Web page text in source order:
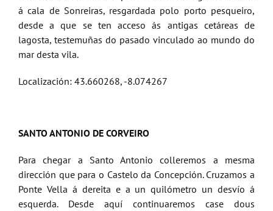
á cala de Sonreiras, resgardada polo porto pesqueiro,
desde a que se ten acceso ás antigas cetáreas de
lagosta, testemuñas do pasado vinculado ao mundo do
mar desta vila.
Localización: 43.660268, -8.074267
SANTO ANTONIO DE CORVEIRO
Para chegar a Santo Antonio colleremos a mesma
dirección que para o Castelo da Concepción. Cruzamos a
Ponte Vella á dereita e a un quilómetro un desvío á
esquerda. Desde aquí continuaremos case dous